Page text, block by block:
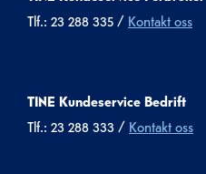
Tlf.: 23 288 335 / Kontakt oss
TINE Kundeservice Bedrift
Tlf.: 23 288 333 / Kontakt oss